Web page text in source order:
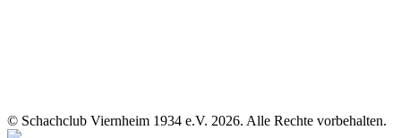
© Schachclub Viernheim 1934 e.V. 2026. Alle Rechte vorbehalten.